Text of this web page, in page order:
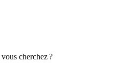
cherchez ?